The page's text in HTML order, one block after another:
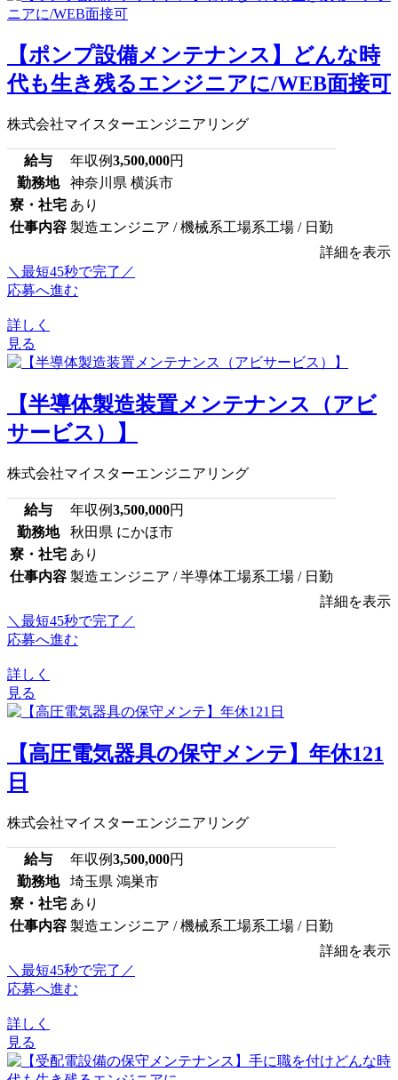
【ポンプ設備メンテナンス】どんな時
代も生き残るエンジニアに/WEB面接可
株式会社マイスターエンジニアリング
給与 年収例3,500,000円
勤務地
神奈川県 横浜市
寮・社宅 あり
仕事内容 製造エンジニア / 機械系工場系工場 / 日勤
詳細を表示
＼最短45秒で完了／
応募へ進む
詳しく
見る
【半導体製造装置メンテナンス（アビ
サービス）】
株式会社マイスターエンジニアリング
給与 年収例3,500,000円
勤務地
秋田県 にかほ市
寮・社宅 あり
仕事内容 製造エンジニア / 半導体工場系工場 / 日勤
詳細を表示
＼最短45秒で完了／
応募へ進む
詳しく
見る
【高圧電気器具の保守メンテ】年休121
日
株式会社マイスターエンジニアリング
給与 年収例3,500,000円
勤務地
埼玉県 鴻巣市
寮・社宅 あり
仕事内容 製造エンジニア / 機械系工場系工場 / 日勤
詳細を表示
＼最短45秒で完了／
応募へ進む
詳しく
見る